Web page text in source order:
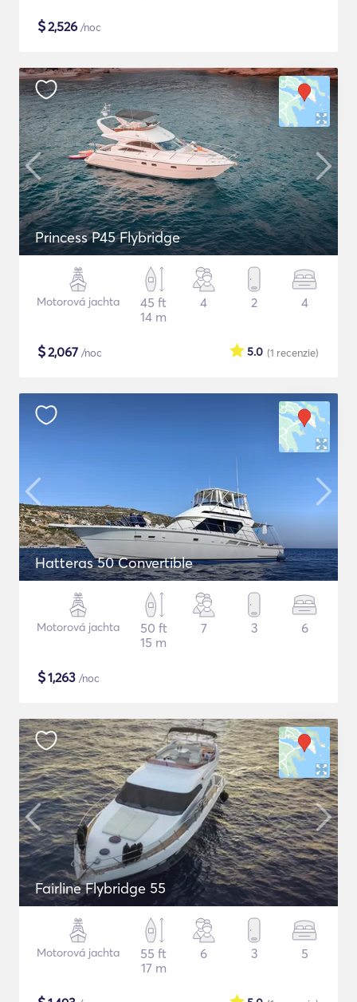
$2,526 /noc
Princess P45 Flybridge
Motorová jachta
45 ft
14 m
4 2 4
$2,067 /noc (1 recenzie)
5.0
Hatteras 50 Convertible
Motorová jachta
50 ft
15 m
7 3 6
$1,263 /noc
Fairline Flybridge 55
Motorová jachta
55 ft
17 m
6 3 5